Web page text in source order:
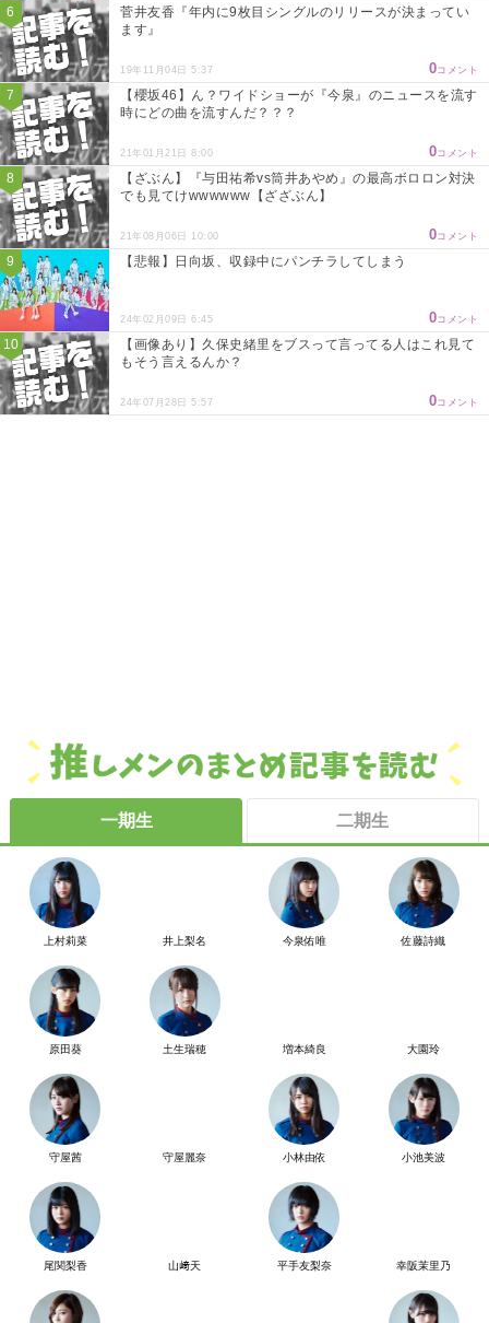
菅井友香『年内に9枚目シングルのリリースが決まってい
ます』
19年11月04日 5:37 0コメント
【櫻坂46】ん？ワイドショーが『今泉』のニュースを流す
時にどの曲を流すんだ？？？
21年01月21日 8:00 0コメント
【ざぶん】『与田祐希vs筒井あやめ』の最高ボロロン対決
でも見てけwwwwww【ざざぶん】
21年08月06日 10:00 0コメント
【悲報】日向坂、収録中にパンチラしてしまう
24年02月09日 6:45 0コメント
【画像あり】久保史緒里をブスって言ってる人はこれ見て
もそう言えるんか？
24年07月28日 5:57 0コメント
一期生 二期生
上村莉菜 井上梨名 今泉佑唯 佐藤詩織
原田葵 土生瑞穂 増本綺良 大園玲
守屋茜 守屋麗奈 小林由依 小池美波
尾関梨香 山﨑天 平手友梨奈 幸阪茉里乃